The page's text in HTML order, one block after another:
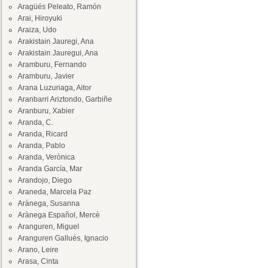
Aragüés Peleato, Ramón
Arai, Hiroyuki
Araiza, Udo
Arakistain Jauregi, Ana
Arakistain Jauregui, Ana
Aramburu, Fernando
Aramburu, Javier
Arana Luzuriaga, Aitor
Aranbarri Ariztondo, Garbiñe
Aranburu, Xabier
Aranda, C.
Aranda, Ricard
Aranda, Pablo
Aranda, Verònica
Aranda García, Mar
Arandojo, Diego
Araneda, Marcela Paz
Arànega, Susanna
Arànega Español, Mercè
Aranguren, Miguel
Aranguren Gallués, Ignacio
Arano, Leire
Arasa, Cinta